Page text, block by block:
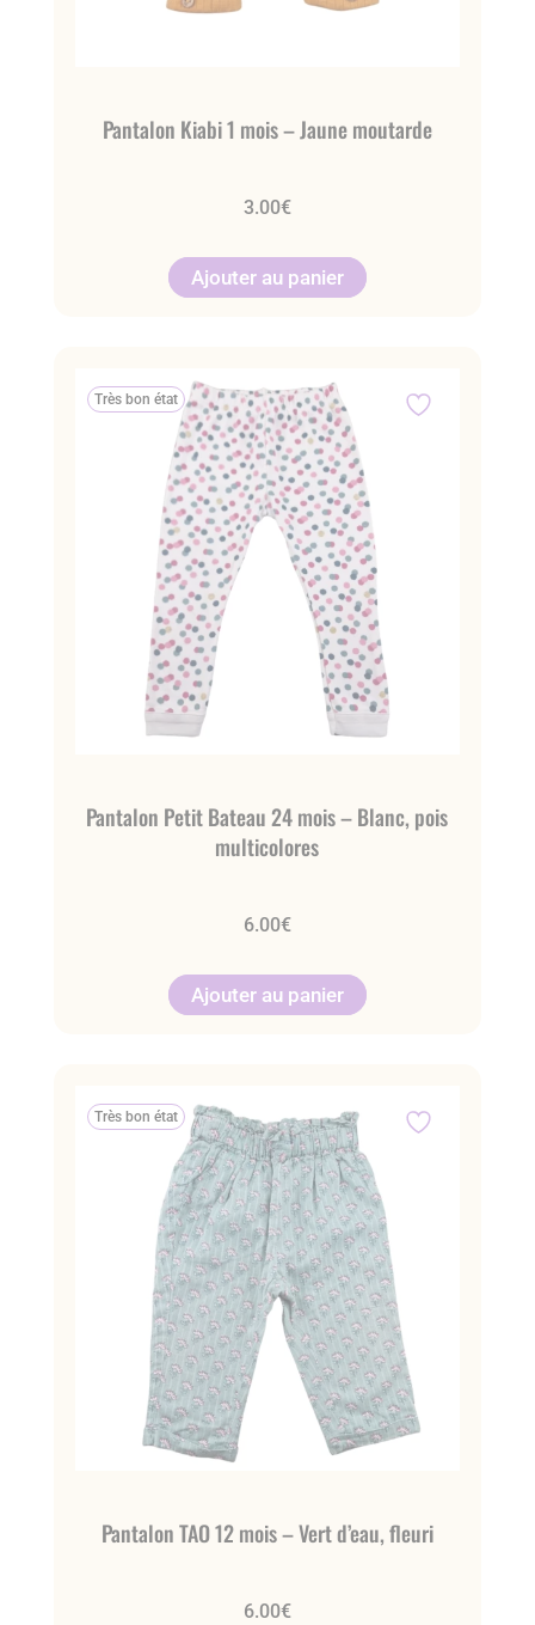
Pantalon Kiabi 1 mois – Jaune moutarde
3.00€
Ajouter au panier
Très bon état
Pantalon Petit Bateau 24 mois – Blanc, pois
multicolores
6.00€
Ajouter au panier
Très bon état
Pantalon TAO 12 mois – Vert d’eau, fleuri
6.00€